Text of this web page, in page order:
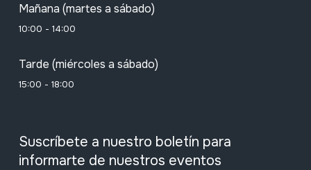
Mañana (martes a sábado)
10:00 - 14:00
Tarde (miércoles a sábado)
15:00 - 18:00
Suscríbete a nuestro boletín para
informarte de nuestros eventos